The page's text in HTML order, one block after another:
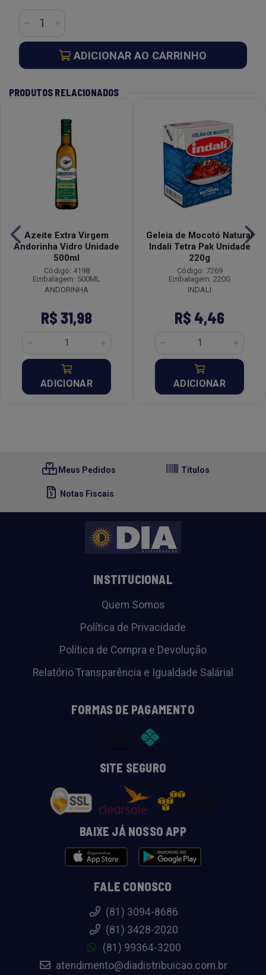
ADICIONAR AO CARRINHO
PRODUTOS RELACIONADOS
Azeite Extra Virgem
Andorinha Vidro Unidade
500ml
Código: 4198
Embalagem: 500ML
ANDORINHA
R$ 31,98
ADICIONAR
Geleia de Mocotó Natural
Indali Tetra Pak Unidade
220g
Código: 7269
Embalagem: 220G
INDALI
R$ 4,46
ADICIONAR
Meus Pedidos Títulos
Notas Fiscais
INSTITUCIONAL
Quem Somos
Política de Privacidade
Política de Compra e Devolução
Relatório Transparência e Igualdade Salárial
FORMAS DE PAGAMENTO
SITE SEGURO
BAIXE JÁ NOSSO APP
FALE CONOSCO
(81) 3094-8686
(81) 3428-2020
(81) 99364-3200
atendimento@diadistribuicao.com.br